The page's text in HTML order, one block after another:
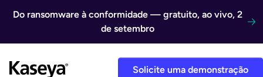
Do ransomware à conformidade — gratuito, ao vivo, 2
de setembro
Solicite uma demonstração